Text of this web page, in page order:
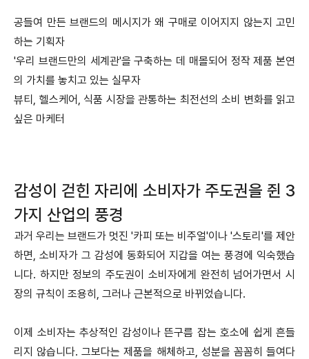
공들여 만든 브랜드의 메시지가 왜 구매로 이어지지 않는지 고민
하는 기획자
'우리 브랜드만의 세계관'을 구축하는 데 매몰되어 정작 제품 본연
의 가치를 놓치고 있는 실무자
뷰티, 헬스케어, 식품 시장을 관통하는 최전선의 소비 변화를 읽고
싶은 마케터
감성이 걷힌 자리에 소비자가 주도권을 쥔 3
가지 산업의 풍경
과거 우리는 브랜드가 멋진 '카피 또는 비주얼'이나 '스토리'를 제안
하면, 소비자가 그 감성에 동화되어 지갑을 여는 풍경에 익숙했습
니다. 하지만 정보의 주도권이 소비자에게 완전히 넘어가면서 시
장의 규칙이 조용히, 그러나 근본적으로 바뀌었습니다.
이제 소비자는 추상적인 감성이나 뜬구름 잡는 호소에 쉽게 흔들
리지 않습니다. 그보다는 제품을 해체하고, 성분을 꼼꼼히 들여다